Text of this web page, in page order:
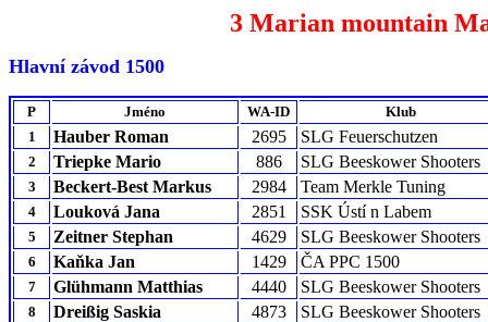
3 Marian mountain
Hlavní závod 1500
P Jméno WA-ID
Klub
1
Hauber Roman 2695 SLG Feuerschutzen
2 Triepke Mario 886 SLG Beeskower Shooters
3 Beckert-Best Markus 2984 Team Merkle Tuning
4 Louková Jana 2851 SSK Ústí n Labem
5 Zeitner Stephan 4629 SLG Beeskower Shooters
6 Kaňka Jan 1429 ČA PPC 1500
7 Glühmann Matthias 4440 SLG Beeskower Shooters
8 Dreißig Saskia 4873 SLG Beeskower Shooters